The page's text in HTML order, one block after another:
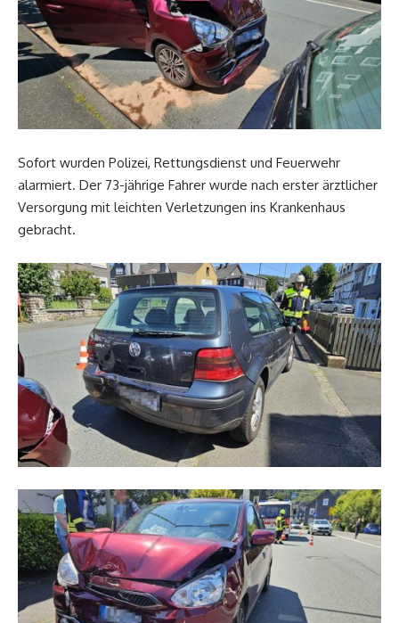
Sofort wurden Polizei, Rettungsdienst und Feuerwehr
alarmiert. Der 73-jährige Fahrer wurde nach erster ärztlicher
Versorgung mit leichten Verletzungen ins Krankenhaus
gebracht.